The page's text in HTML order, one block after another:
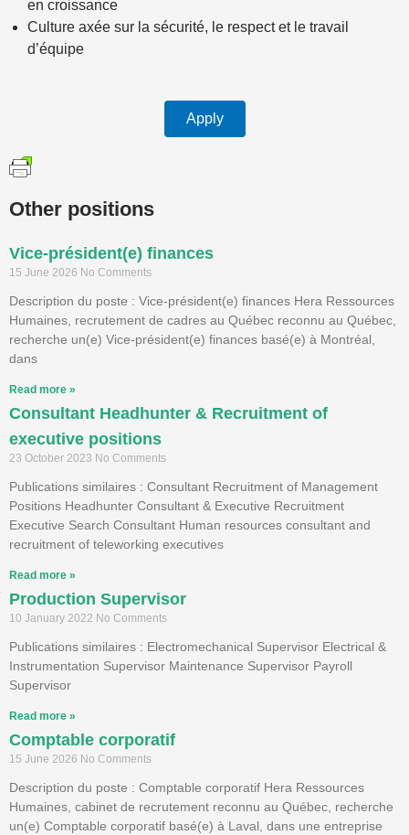
en croissance
Culture axée sur la sécurité, le respect et le travail
d’équipe
Apply
Other positions
Vice-président(e) finances
15 June 2026 No Comments
Description du poste : Vice-président(e) finances Hera Ressources
Humaines, recrutement de cadres au Québec reconnu au Québec,
recherche un(e) Vice-président(e) finances basé(e) à Montréal,
dans
Read more »
Consultant Headhunter & Recruitment of
executive positions
23 October 2023 No Comments
Publications similaires : Consultant Recruitment of Management
Positions Headhunter Consultant & Executive Recruitment
Executive Search Consultant Human resources consultant and
recruitment of teleworking executives
Read more »
Production Supervisor
10 January 2022 No Comments
Publications similaires : Electromechanical Supervisor Electrical &
Instrumentation Supervisor Maintenance Supervisor Payroll
Supervisor
Read more »
Comptable corporatif
15 June 2026 No Comments
Description du poste : Comptable corporatif Hera Ressources
Humaines, cabinet de recrutement reconnu au Québec, recherche
un(e) Comptable corporatif basé(e) à Laval, dans une entreprise